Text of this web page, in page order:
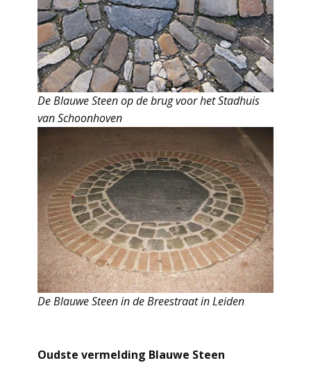
De Blauwe Steen op de brug voor het Stadhuis
van Schoonhoven
De Blauwe Steen in de Breestraat in Leiden
Oudste vermelding Blauwe Steen